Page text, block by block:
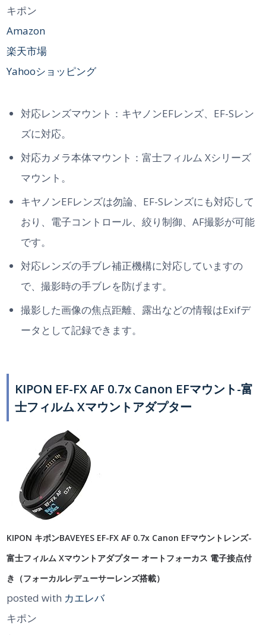
キポン
Amazon
楽天市場
Yahooショッピング
対応レンズマウント：キヤノンEFレンズ、EF-Sレン
ズに対応。
対応カメラ本体マウント：富士フィルム Xシリーズ
マウント。
キヤノンEFレンズは勿論、EF-Sレンズにも対応して
おり、電子コントロール、絞り制御、AF撮影が可能
です。
対応レンズの手ブレ補正機構に対応していますの
で、撮影時の手ブレを防げます。
撮影した画像の焦点距離、露出などの情報はExifデ
ータとして記録できます。
KIPON EF-FX AF 0.7x Canon EFマウント-富
士フィルム Xマウントアダプター
KIPON キポンBAVEYES EF-FX AF 0.7x Canon EFマウントレンズ-
富士フィルム Xマウントアダプター オートフォーカス 電子接点付
き（フォーカルレデューサーレンズ搭載）
posted with カエレバ
キポン